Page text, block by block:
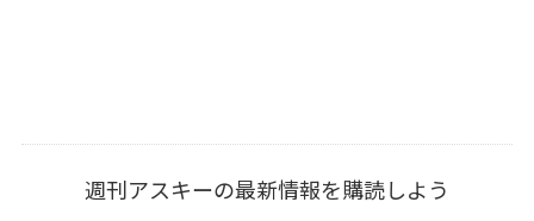
週刊アスキーの最新情報を購読しよう